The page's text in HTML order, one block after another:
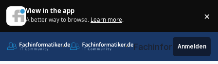
View in the app
A better way to browse. Learn more. ×
Fachinformatiker.de
Anmelden